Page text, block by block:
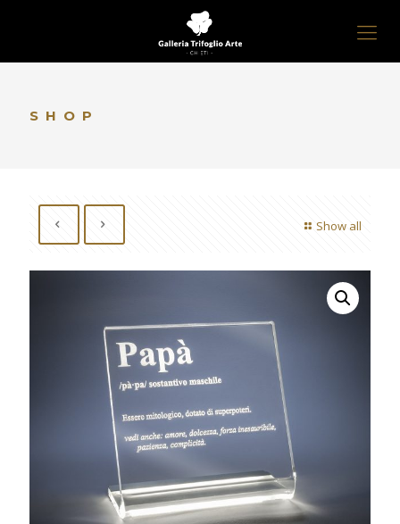
SHOP
Show all